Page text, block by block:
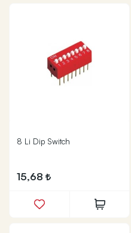
8 Li Dip Switch
15,68